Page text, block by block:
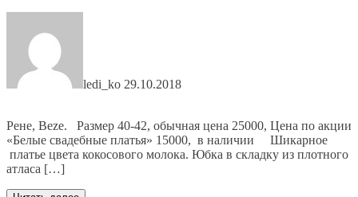
ledi_ko 29.10.2018
Рене, Beze. Размер 40-42, обычная цена 25000, Цена по акции
«Белые свадебные платья» 15000, в наличии Шикарное
платье цвета кокосового молока. Юбка в складку из плотного
атласа […]